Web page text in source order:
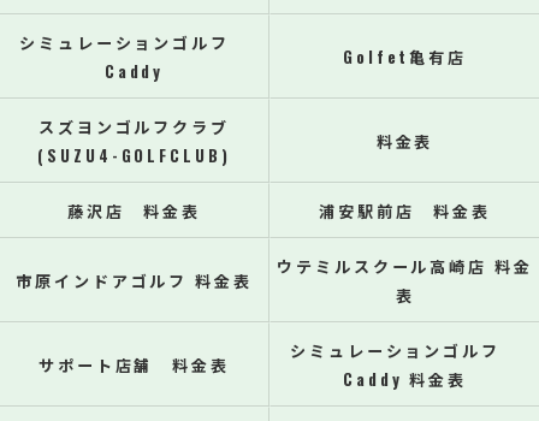
シミュレーションゴルフ
Caddy
Golfet亀有店
スズヨンゴルフクラブ
(SUZU4-GOLFCLUB)
料金表
藤沢店 料金表 浦安駅前店 料金表
市原インドアゴルフ 料金表
ウテミルスクール高崎店 料金
表
サポート店舗 料金表
シミュレーションゴルフ
Caddy 料金表